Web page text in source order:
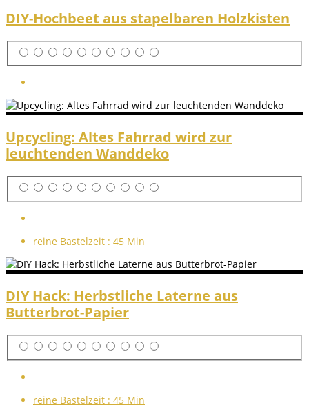
DIY-Hochbeet aus stapelbaren Holzkisten
Upcycling: Altes Fahrrad wird zur
leuchtenden Wanddeko
reine Bastelzeit : 45 Min
DIY Hack: Herbstliche Laterne aus
Butterbrot-Papier
reine Bastelzeit : 45 Min